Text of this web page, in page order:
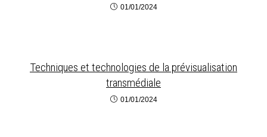
01/01/2024
Techniques et technologies de la prévisualisation
transmédiale
01/01/2024